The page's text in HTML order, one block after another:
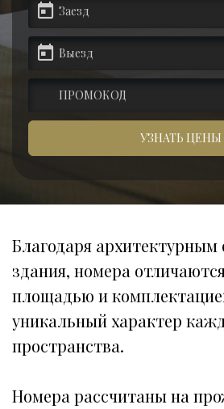
УЗНАТЬ ЦЕНЫ
Благодаря архитектурным
здания, номера
площадью и
уникальный характер
пространства.
Номера рассчитаны на